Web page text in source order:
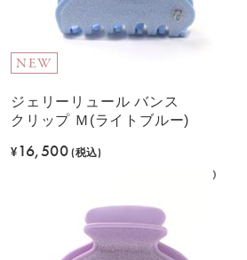
NEW
ジェリーリュール バンス
クリップ Ｍ(ライトブルー)
¥ 16,500(税込)